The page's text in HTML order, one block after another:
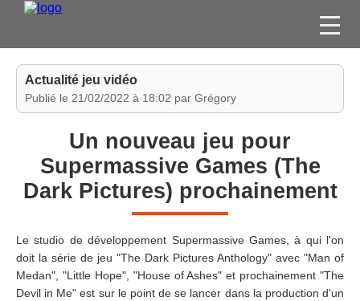
FILMS
JEUX VIDÉO
CONCOURS
ESPACE
MEMBRE
Actualité jeu vidéo
Publié le 21/02/2022 à 18:02 par Grégory
Un nouveau jeu pour
Supermassive Games (The
Dark Pictures) prochainement
Le studio de développement Supermassive Games, à qui l'on
doit la série de jeu "The Dark Pictures Anthology" avec "Man of
Medan", "Little Hope", "House of Ashes" et prochainement "The
Devil in Me" est sur le point de se lancer dans la production d'un